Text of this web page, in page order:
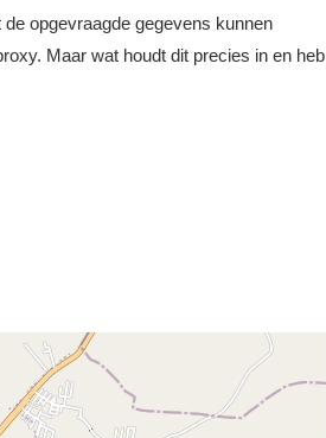
opgevraagde gegevens kunnen
Maar wat houdt dit precies in en heb